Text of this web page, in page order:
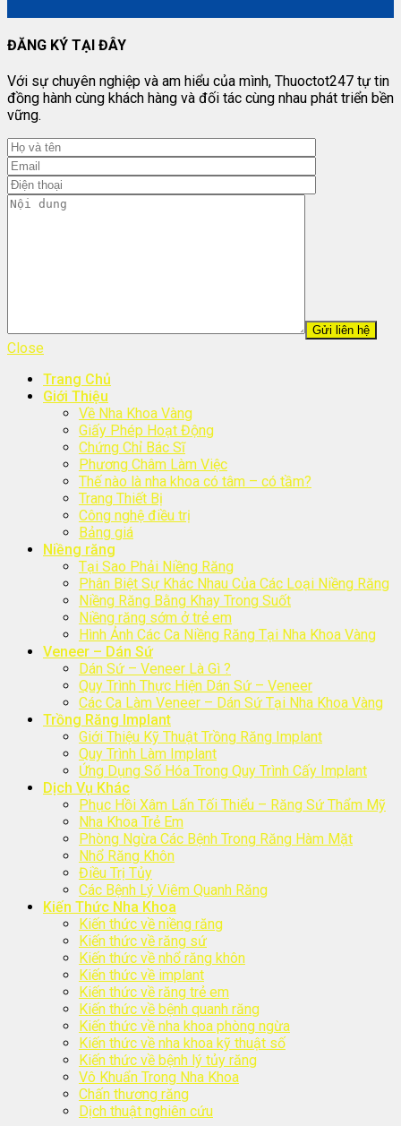
ĐĂNG KÝ TẠI ĐÂY
Với sự chuyên nghiệp và am hiểu của mình, Thuoctot247 tự tin
đồng hành cùng khách hàng và đối tác cùng nhau phát triển bền
vững.
Close
Trang Chủ
Giới Thiệu
Về Nha Khoa Vàng
Giấy Phép Hoạt Động
Chứng Chỉ Bác Sĩ
Phương Châm Làm Việc
Thế nào là nha khoa có tâm – có tầm?
Trang Thiết Bị
Công nghệ điều trị
Bảng giá
Niềng răng
Tại Sao Phải Niềng Răng
Phân Biệt Sự Khác Nhau Của Các Loại Niềng Răng
Niềng Răng Bằng Khay Trong Suốt
Niềng răng sớm ở trẻ em
Hình Ảnh Các Ca Niềng Răng Tại Nha Khoa Vàng
Veneer – Dán Sứ
Dán Sứ – Veneer Là Gì ?
Quy Trình Thực Hiện Dán Sứ – Veneer
Các Ca Làm Veneer – Dán Sứ Tại Nha Khoa Vàng
Trồng Răng Implant
Giới Thiệu Kỹ Thuật Trồng Răng Implant
Quy Trình Làm Implant
Ứng Dụng Số Hóa Trong Quy Trình Cấy Implant
Dịch Vụ Khác
Phục Hồi Xâm Lấn Tối Thiểu – Răng Sứ Thẩm Mỹ
Nha Khoa Trẻ Em
Phòng Ngừa Các Bệnh Trong Răng Hàm Mặt
Nhổ Răng Khôn
Điều Trị Tủy
Các Bệnh Lý Viêm Quanh Răng
Kiến Thức Nha Khoa
Kiến thức về niềng răng
Kiến thức về răng sứ
Kiến thức về nhổ răng khôn
Kiến thức về implant
Kiến thức về răng trẻ em
Kiến thức về bệnh quanh răng
Kiến thức về nha khoa phòng ngừa
Kiến thức về nha khoa kỹ thuật số
Kiến thức về bệnh lý tủy răng
Vô Khuẩn Trong Nha Khoa
Chấn thương răng
Dịch thuật nghiên cứu